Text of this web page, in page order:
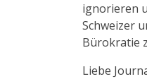
ignorieren
Schweizer
Bürokratie
Liebe